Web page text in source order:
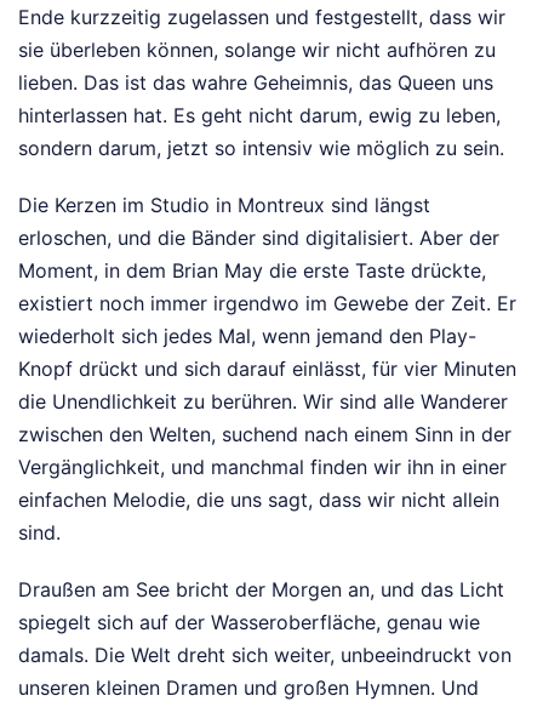
Ende kurzzeitig zugelassen und festgestellt, dass wir
sie überleben können, solange wir nicht aufhören zu
lieben. Das ist das wahre Geheimnis, das Queen uns
hinterlassen hat. Es geht nicht darum, ewig zu leben,
sondern darum, jetzt so intensiv wie möglich zu sein.
Die Kerzen im Studio in Montreux sind längst
erloschen, und die Bänder sind digitalisiert. Aber der
Moment, in dem Brian May die erste Taste drückte,
existiert noch immer irgendwo im Gewebe der Zeit. Er
wiederholt sich jedes Mal, wenn jemand den Play-
Knopf drückt und sich darauf einlässt, für vier Minuten
die Unendlichkeit zu berühren. Wir sind alle Wanderer
zwischen den Welten, suchend nach einem Sinn in der
Vergänglichkeit, und manchmal finden wir ihn in einer
einfachen Melodie, die uns sagt, dass wir nicht allein
sind.
Draußen am See bricht der Morgen an, und das Licht
spiegelt sich auf der Wasseroberfläche, genau wie
damals. Die Welt dreht sich weiter, unbeeindruckt von
unseren kleinen Dramen und großen Hymnen. Und